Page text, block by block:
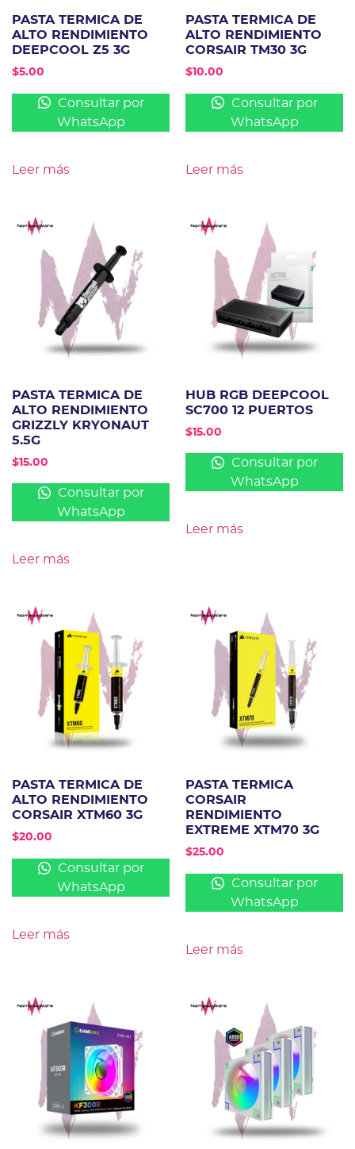
PASTA TERMICA DE
ALTO RENDIMIENTO
DEEPCOOL Z5 3G
$5.00
Consultar por
WhatsApp
Leer más
PASTA TERMICA DE
ALTO RENDIMIENTO
CORSAIR TM30 3G
$10.00
Consultar por
WhatsApp
Leer más
PASTA TERMICA DE
ALTO RENDIMIENTO
GRIZZLY KRYONAUT
5.5G
$15.00
Consultar por
WhatsApp
Leer más
HUB RGB DEEPCOOL
SC700 12 PUERTOS
$15.00
Consultar por
WhatsApp
Leer más
PASTA TERMICA DE
ALTO RENDIMIENTO
CORSAIR XTM60 3G
$20.00
Consultar por
WhatsApp
Leer más
PASTA TERMICA
CORSAIR
RENDIMIENTO
EXTREME XTM70 3G
$25.00
Consultar por
WhatsApp
Leer más